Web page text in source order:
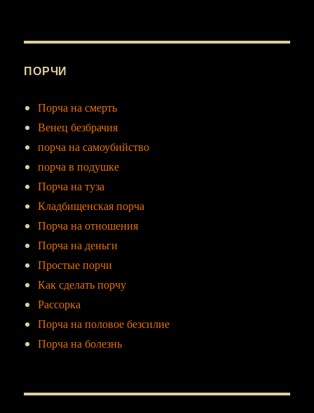
ПОРЧИ
Порча на смерть
Венец безбрачия
порча на самоубийство
порча в подушке
Порча на туза
Кладбищенская порча
Порча на отношения
Порча на деньги
Простые порчи
Как сделать порчу
Рассорка
Порча на половое безсилие
Порча на болезнь